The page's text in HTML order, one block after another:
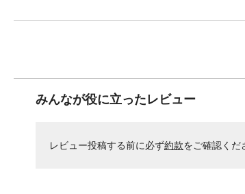
みんなが役に立ったレビュー
レビュー投稿する前に必ず約款をご確認くだ